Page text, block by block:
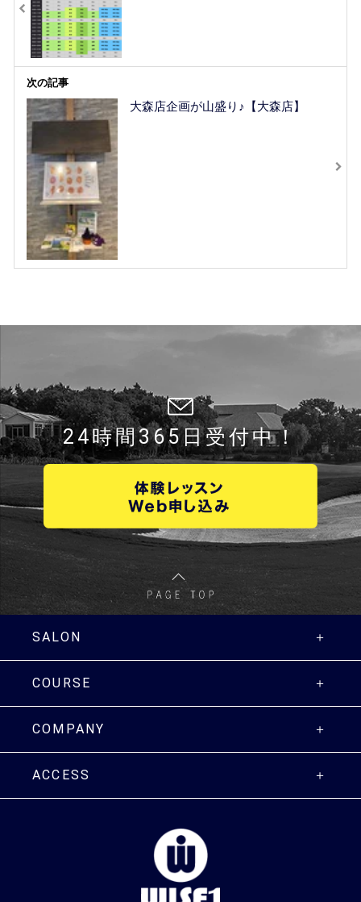
次の記事
大森店企画が山盛り♪【大森店】
24時間365日受付中！
SALON
COURSE
COMPANY
ACCESS